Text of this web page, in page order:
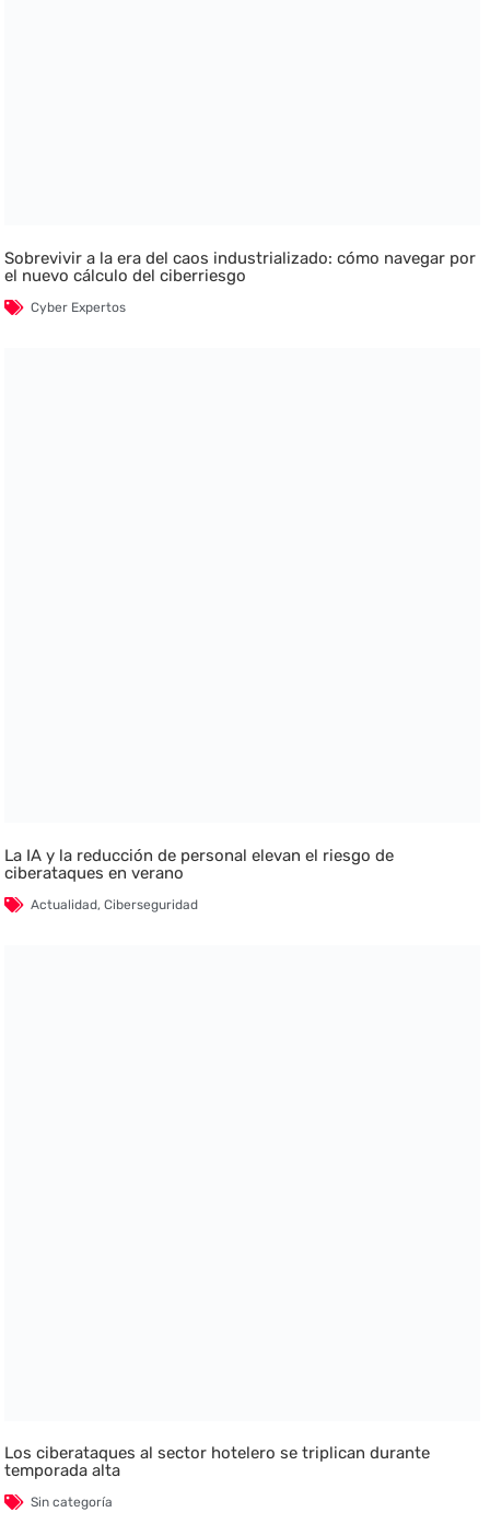
Sobrevivir a la era del caos industrializado: cómo navegar por
el nuevo cálculo del ciberriesgo
Cyber Expertos
La IA y la reducción de personal elevan el riesgo de
ciberataques en verano
Actualidad,Ciberseguridad
Los ciberataques al sector hotelero se triplican durante
temporada alta
Sin categoría